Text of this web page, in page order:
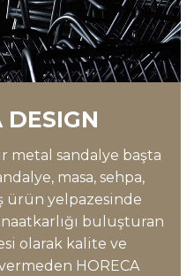
DESIGN
metal sandalye başta
masa, sehpa,
ürün yelpazesinde
buluşturan
olarak kalite ve
HORECA